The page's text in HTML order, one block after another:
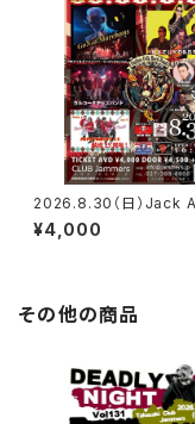
2026.8.30（日）Jack
MA Fes vol.2
売チケット
¥4,000
その他の商品